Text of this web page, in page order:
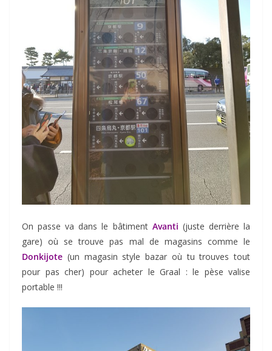
On passe va dans le bâtiment Avanti (juste derrière la
gare) où se trouve pas mal de magasins comme le
Donkijote (un magasin style bazar où tu trouves tout
pour pas cher) pour acheter le Graal : le pèse valise
portable !!!